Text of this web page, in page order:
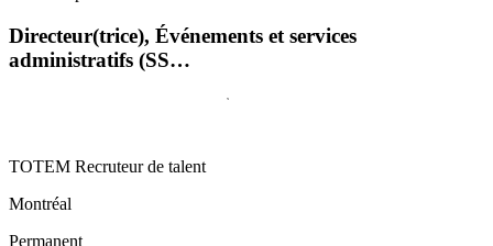
Directeur(trice), Événements et services
administratifs (SS…
TOTEM Recruteur de talent
Montréal
Permanent